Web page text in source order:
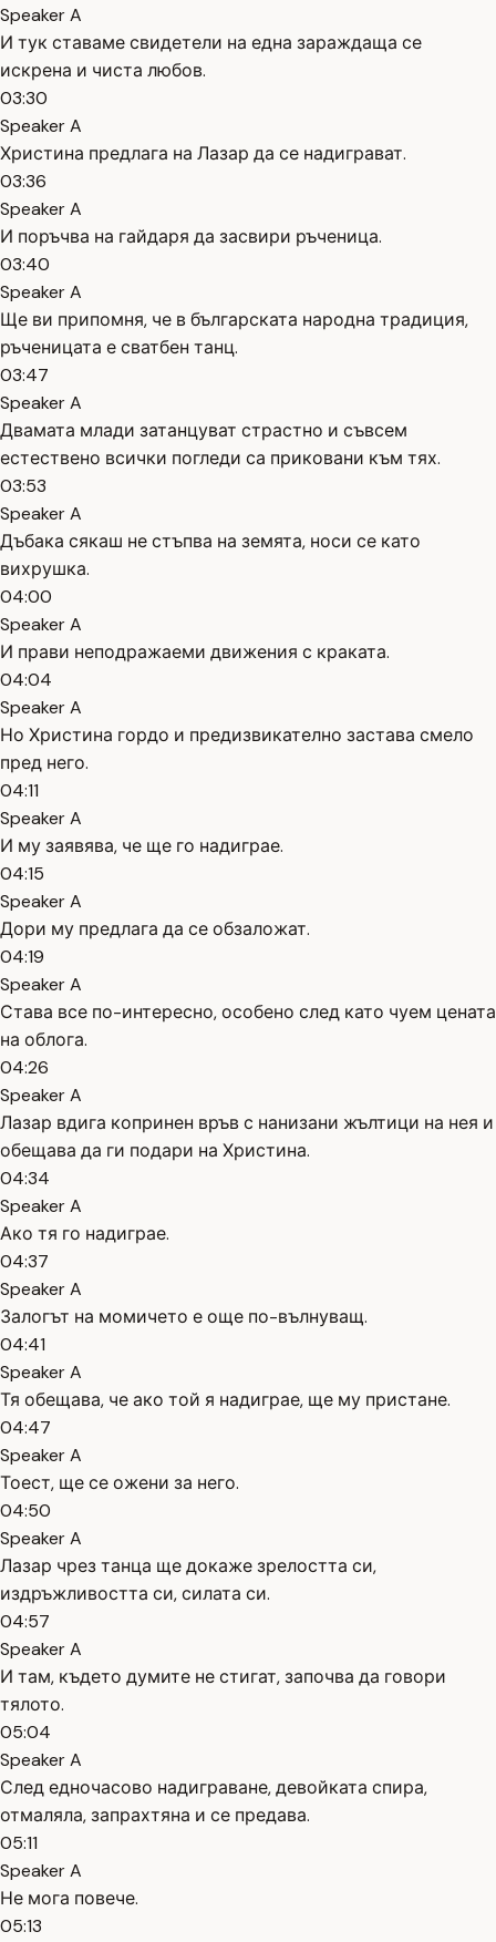
Speaker A
И тук ставаме свидетели на една зараждаща се
искрена и чиста любов.
03:30
Speaker A
Христина предлага на Лазар да се надиграват.
03:36
Speaker A
И поръчва на гайдаря да засвири ръченица.
03:40
Speaker A
Ще ви припомня, че в българската народна традиция,
ръченицата е сватбен танц.
03:47
Speaker A
Двамата млади затанцуват страстно и съвсем
естествено всички погледи са приковани към тях.
03:53
Speaker A
Дъбака сякаш не стъпва на земята, носи се като
вихрушка.
04:00
Speaker A
И прави неподражаеми движения с краката.
04:04
Speaker A
Но Христина гордо и предизвикателно застава смело
пред него.
04:11
Speaker A
И му заявява, че ще го надиграе.
04:15
Speaker A
Дори му предлага да се обзаложат.
04:19
Speaker A
Става все по-интересно, особено след като чуем цената
на облога.
04:26
Speaker A
Лазар вдига копринен връв с нанизани жълтици на нея и
обещава да ги подари на Христина.
04:34
Speaker A
Ако тя го надиграе.
04:37
Speaker A
Залогът на момичето е още по-вълнуващ.
04:41
Speaker A
Тя обещава, че ако той я надиграе, ще му пристане.
04:47
Speaker A
Тоест, ще се ожени за него.
04:50
Speaker A
Лазар чрез танца ще докаже зрелостта си,
издръжливостта си, силата си.
04:57
Speaker A
И там, където думите не стигат, започва да говори
тялото.
05:04
Speaker A
След едночасово надиграване, девойката спира,
отмаляла, запрахтяна и се предава.
05:11
Speaker A
Не мога повече.
05:13